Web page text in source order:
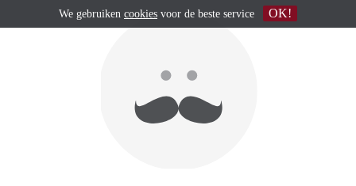
We gebruiken cookies voor de beste service OK!